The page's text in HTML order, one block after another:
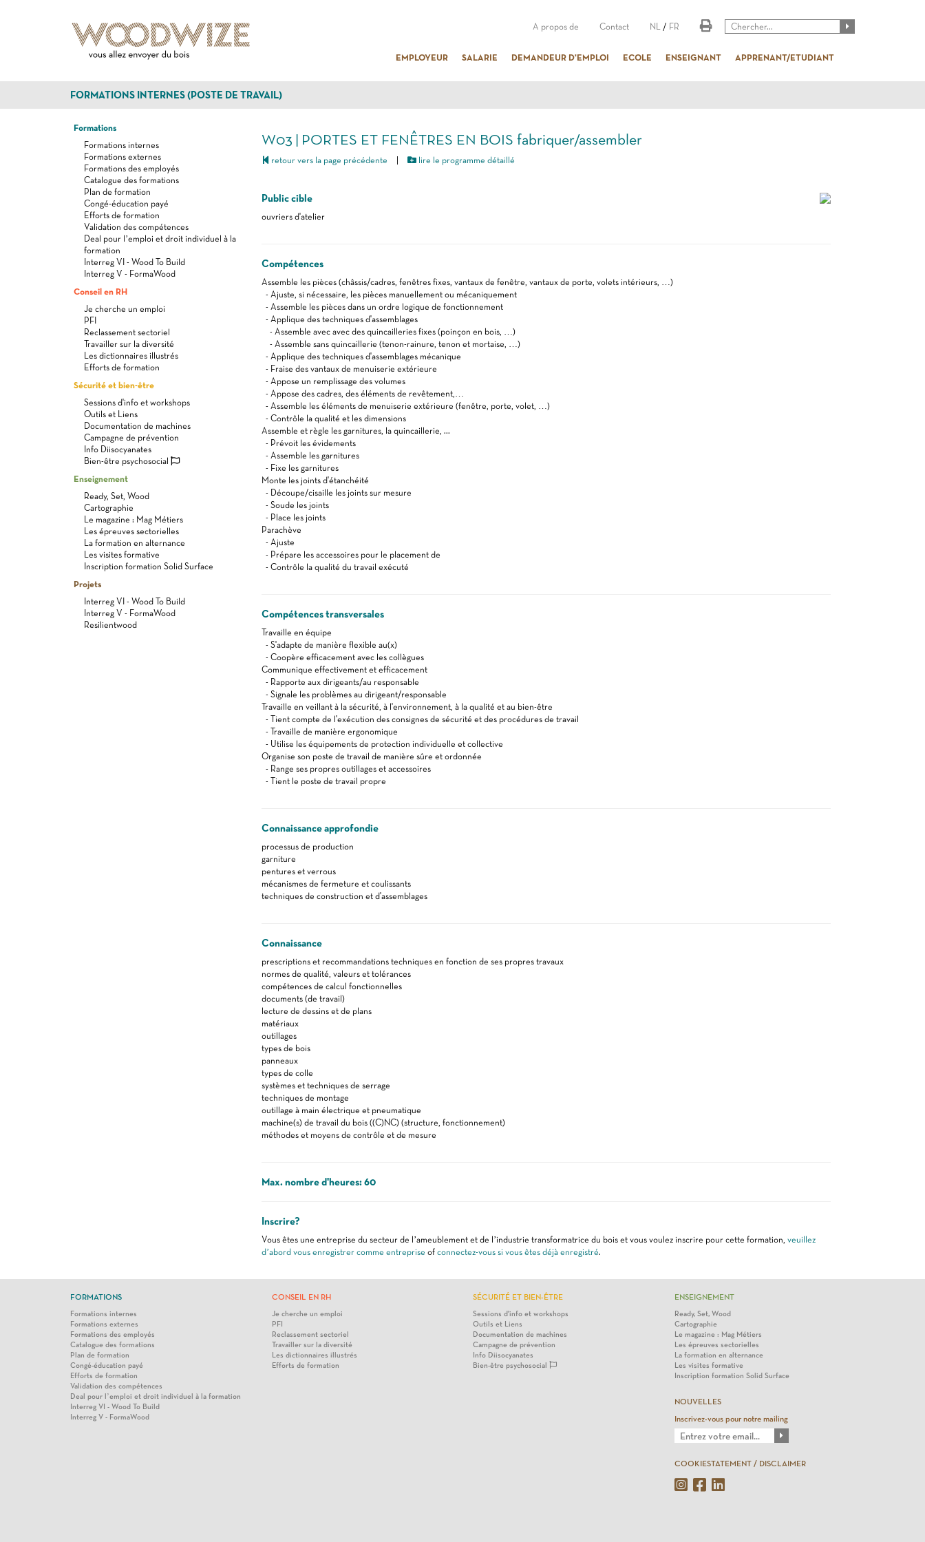
A propos de Contact NL / FR
EMPLOYEUR SALARIE DEMANDEUR D'EMPLOI ECOLE ENSEIGNANT APPRENANT/ETUDIANT
FORMATIONS INTERNES (POSTE DE TRAVAIL)
Formations
Formations internes
Formations externes
Formations des employés
Catalogue des formations
Plan de formation
Congé-éducation payé
Efforts de formation
Validation des compétences
Deal pour l’emploi et droit individuel à la
formation
Interreg VI - Wood To Build
Interreg V - FormaWood
Conseil en RH
Je cherche un emploi
PFI
Reclassement sectoriel
Travailler sur la diversité
Les dictionnaires illustrés
Efforts de formation
Sécurité et bien-être
Sessions d'info et workshops
Outils et Liens
Documentation de machines
Campagne de prévention
Info Diisocyanates
Bien-être psychosocial
Enseignement
Ready, Set, Wood
Cartographie
Le magazine : Mag Métiers
Les épreuves sectorielles
La formation en alternance
Les visites formative
Inscription formation Solid Surface
Projets
Interreg VI - Wood To Build
Interreg V - FormaWood
Resilientwood
W03 | PORTES ET FENÊTRES EN BOIS fabriquer/assembler
retour vers la page précédente lire le programme détaillé
Public cible
ouvriers d'atelier
Compétences
Assemble les pièces (châssis/cadres, fenêtres fixes, vantaux de fenêtre, vantaux de porte, volets intérieurs, …)
- Ajuste, si nécessaire, les pièces manuellement ou mécaniquement
- Assemble les pièces dans un ordre logique de fonctionnement
- Applique des techniques d'assemblages
- Assemble avec avec des quincailleries fixes (poinçon en bois, …)
- Assemble sans quincaillerie (tenon-rainure, tenon et mortaise, …)
- Applique des techniques d'assemblages mécanique
- Fraise des vantaux de menuiserie extérieure
- Appose un remplissage des volumes
- Appose des cadres, des éléments de revêtement,…
- Assemble les éléments de menuiserie extérieure (fenêtre, porte, volet, …)
- Contrôle la qualité et les dimensions
Assemble et règle les garnitures, la quincaillerie, ...
- Prévoit les évidements
- Assemble les garnitures
- Fixe les garnitures
Monte les joints d'étanchéité
- Découpe/cisaille les joints sur mesure
- Soude les joints
- Place les joints
Parachève
- Ajuste
- Prépare les accessoires pour le placement de
- Contrôle la qualité du travail exécuté
Compétences transversales
Travaille en équipe
- S'adapte de manière flexible au(x)
- Coopère efficacement avec les collègues
Communique effectivement et efficacement
- Rapporte aux dirigeants/au responsable
- Signale les problèmes au dirigeant/responsable
Travaille en veillant à la sécurité, à l'environnement, à la qualité et au bien-être
- Tient compte de l'exécution des consignes de sécurité et des procédures de travail
- Travaille de manière ergonomique
- Utilise les équipements de protection individuelle et collective
Organise son poste de travail de manière sûre et ordonnée
- Range ses propres outillages et accessoires
- Tient le poste de travail propre
Connaissance approfondie
processus de production
garniture
pentures et verrous
mécanismes de fermeture et coulissants
techniques de construction et d'assemblages
Connaissance
prescriptions et recommandations techniques en fonction de ses propres travaux
normes de qualité, valeurs et tolérances
compétences de calcul fonctionnelles
documents (de travail)
lecture de dessins et de plans
matériaux
outillages
types de bois
panneaux
types de colle
systèmes et techniques de serrage
techniques de montage
outillage à main électrique et pneumatique
machine(s) de travail du bois ((C)NC) (structure, fonctionnement)
méthodes et moyens de contrôle et de mesure
Max. nombre d'heures: 60
Inscrire?
Vous êtes une entreprise du secteur de l’ameublement et de l’industrie transformatrice du bois et vous voulez inscrire pour cette formation, veuillez
d’abord vous enregistrer comme entreprise of connectez-vous si vous êtes déjà enregistré.
FORMATIONS
Formations internes
Formations externes
Formations des employés
Catalogue des formations
Plan de formation
Congé-éducation payé
Efforts de formation
Validation des compétences
Deal pour l’emploi et droit individuel à la formation
Interreg VI - Wood To Build
Interreg V - FormaWood
CONSEIL EN RH
Je cherche un emploi
PFI
Reclassement sectoriel
Travailler sur la diversité
Les dictionnaires illustrés
Efforts de formation
SÉCURITÉ ET BIEN-ÊTRE
Sessions d'info et workshops
Outils et Liens
Documentation de machines
Campagne de prévention
Info Diisocyanates
Bien-être psychosocial
ENSEIGNEMENT
Ready, Set, Wood
Cartographie
Le magazine : Mag Métiers
Les épreuves sectorielles
La formation en alternance
Les visites formative
Inscription formation Solid Surface
NOUVELLES
Inscrivez-vous pour notre mailing
COOKIESTATEMENT / DISCLAIMER